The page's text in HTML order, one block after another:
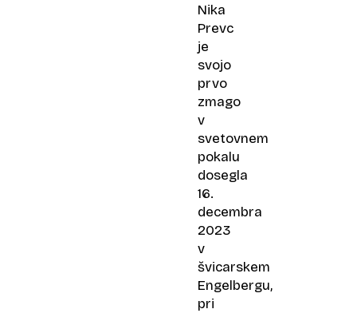
vodi
duh,
je
vse
Nika
Prevc
je
svojo
prvo
zmago
v
svetovnem
pokalu
dosegla
16.
decembra
2023
v
švicarskem
Engelbergu,
pri